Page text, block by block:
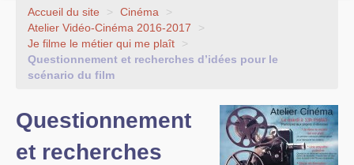
La ruche
Une classe à projets
Cinéma
Accueil du site > Cinéma
>
Atelier Vidéo-Cinéma 2016-2017
>
Je filme le métier qui me plaît
>
Questionnement et recherches d’idées pour le
scénario du film
Questionnement
et recherches